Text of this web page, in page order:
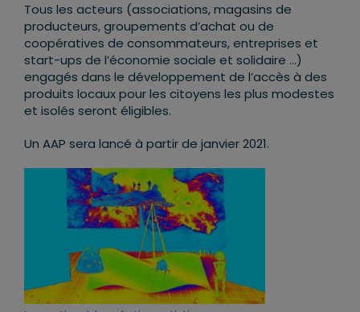
Tous les acteurs (associations, magasins de
producteurs, groupements d’achat ou de
coopératives de consommateurs, entreprises et
start-ups de l’économie sociale et solidaire …)
engagés dans le développement de l’accès à des
produits locaux pour les citoyens les plus modestes
et isolés seront éligibles.
Un AAP sera lancé à partir de janvier 2021.